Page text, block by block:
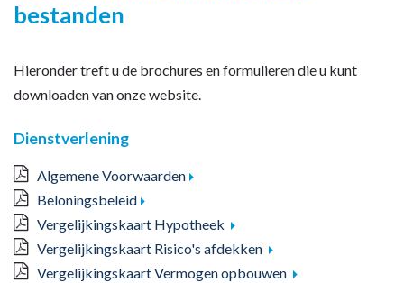
bestanden
Hieronder treft u de brochures en formulieren die u kunt
downloaden van onze website.
Dienstverlening
Algemene Voorwaarden
Beloningsbeleid
Vergelijkingskaart Hypotheek
Vergelijkingskaart Risico's afdekken
Vergelijkingskaart Vermogen opbouwen